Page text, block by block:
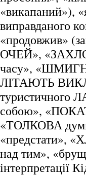
«викапаний»),
виправданого
«продовжив»
ОЧЕЙ»,
часу»,
ЛІТАЮТЬ
туристичного
собою»,
«ТОЛКОВА
«предстати»,
над тим»,
інтерпретації